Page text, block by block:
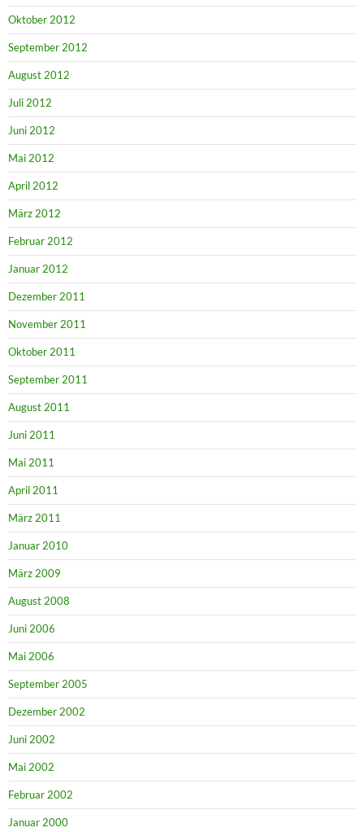
Oktober 2012
September 2012
August 2012
Juli 2012
Juni 2012
Mai 2012
April 2012
März 2012
Februar 2012
Januar 2012
Dezember 2011
November 2011
Oktober 2011
September 2011
August 2011
Juni 2011
Mai 2011
April 2011
März 2011
Januar 2010
März 2009
August 2008
Juni 2006
Mai 2006
September 2005
Dezember 2002
Juni 2002
Mai 2002
Februar 2002
Januar 2000